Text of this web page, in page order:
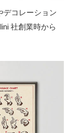
デコレーション
社創業時から